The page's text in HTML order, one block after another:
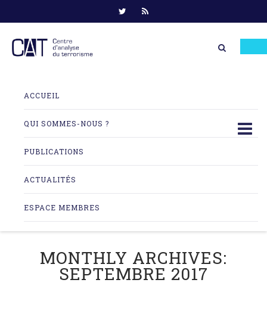
content
ACCUEIL
QUI SOMMES-NOUS ?
PUBLICATIONS
ACTUALITÉS
ESPACE MEMBRES
MONTHLY ARCHIVES:
SEPTEMBRE 2017